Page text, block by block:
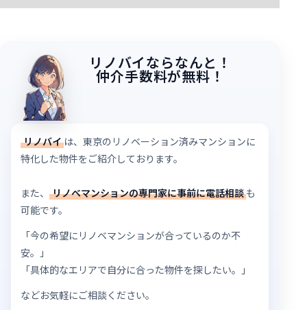
リノバイならなんと！
仲介手数料が無料！
リノバイ は、東京のリノベーション済みマンションに
特化した物件をご紹介しております。
また、 リノベマンションの専門家に事前に電話相談 も
可能です。
「今の希望にリノベマンションが合っているのか不
安。」
「具体的なエリアで自分に合った物件を探したい。」
などお気軽にご相談ください。